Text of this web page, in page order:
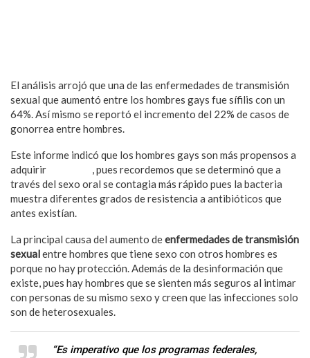
El análisis arrojó que una de las enfermedades de transmisión
sexual que aumentó entre los hombres gays fue sífilis con un
64%. Así mismo se reportó el incremento del 22% de casos de
gonorrea entre hombres.
Este informe indicó que los hombres gays son más propensos a
adquirir
, pues recordemos que se determinó que a
través del sexo oral se contagia más rápido pues la bacteria
muestra diferentes grados de resistencia a antibióticos que
antes existían.
La principal causa del aumento deenfermedades de transmisión
sexualentre hombres que tiene sexo con otros hombres es
porque no hay protección. Además de la desinformación que
existe, pues hay hombres que se sienten más seguros al intimar
con personas de su mismo sexo y creen que las infecciones solo
son de heterosexuales.
“Es imperativo que los programas federales,